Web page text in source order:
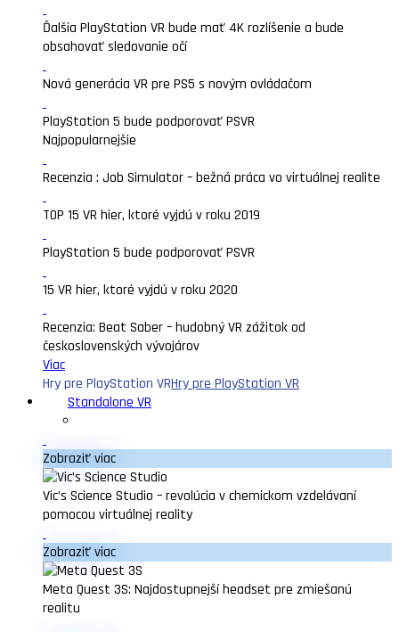
Ďalšia PlayStation VR bude mať 4K rozlíšenie a bude
obsahovať sledovanie očí
Nová generácia VR pre PS5 s novým ovládačom
PlayStation 5 bude podporovať PSVR
Najpopularnejšie
Recenzia : Job Simulator – bežná práca vo virtuálnej realite
TOP 15 VR hier, ktoré vyjdú v roku 2019
PlayStation 5 bude podporovať PSVR
15 VR hier, ktoré vyjdú v roku 2020
Recenzia: Beat Saber – hudobný VR zážitok od
československých vývojárov
Viac
Hry pre PlayStation VRHry pre PlayStation VR
Standalone VR
Zobraziť viac
Vic’s Science Studio – revolúcia v chemickom vzdelávaní
pomocou virtuálnej reality
Zobraziť viac
Meta Quest 3S: Najdostupnejší headset pre zmiešanú
realitu